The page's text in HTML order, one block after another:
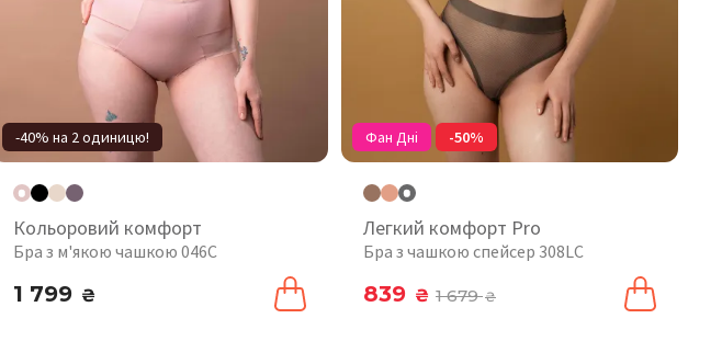
-40% на 2 одиницю!
Кольоровий комфорт
Бра з м'якою чашкою 046C
1 799 ₴
Фан Дні -50%
Легкий комфорт Pro
Бра з чашкою спейсер 308LC
839 ₴ 1 679₴